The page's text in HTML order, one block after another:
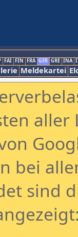
FAI FIN FRA GER GRE INA
Meldekartei
aller
bei
sind